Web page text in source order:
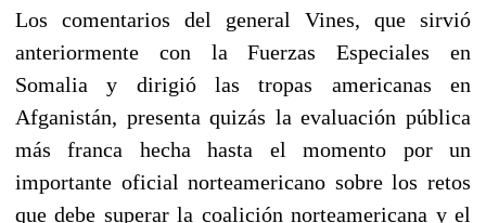
Los comentarios del general Vines, que sirvió
anteriormente con la Fuerzas Especiales en
Somalia y dirigió las tropas americanas en
Afganistán, presenta quizás la evaluación pública
más franca hecha hasta el momento por un
importante oficial norteamericano sobre los retos
que debe superar la coalición norteamericana y el